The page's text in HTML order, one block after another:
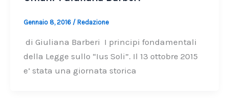
Gennaio 8, 2016 / Redazione
di Giuliana Barberi I principi fondamentali
della Legge sullo “Ius Soli”. Il 13 ottobre 2015
e’ stata una giornata storica